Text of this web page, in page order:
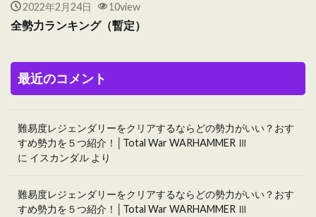
2022年2月24日 10view
全勢力ランキング（暫定）
最近のコメント
難易度レジェンダリーをクリアするならどの勢力がいい？おす
すめ勢力を５つ紹介！│Total War WARHAMMER Ⅲ
に イスカンダル より
難易度レジェンダリーをクリアするならどの勢力がいい？おす
すめ勢力を５つ紹介！│Total War WARHAMMER Ⅲ